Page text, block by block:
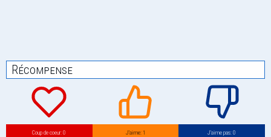
Récompense
Coup de coeur: 0 J’aime: 1 J’aime pas: 0